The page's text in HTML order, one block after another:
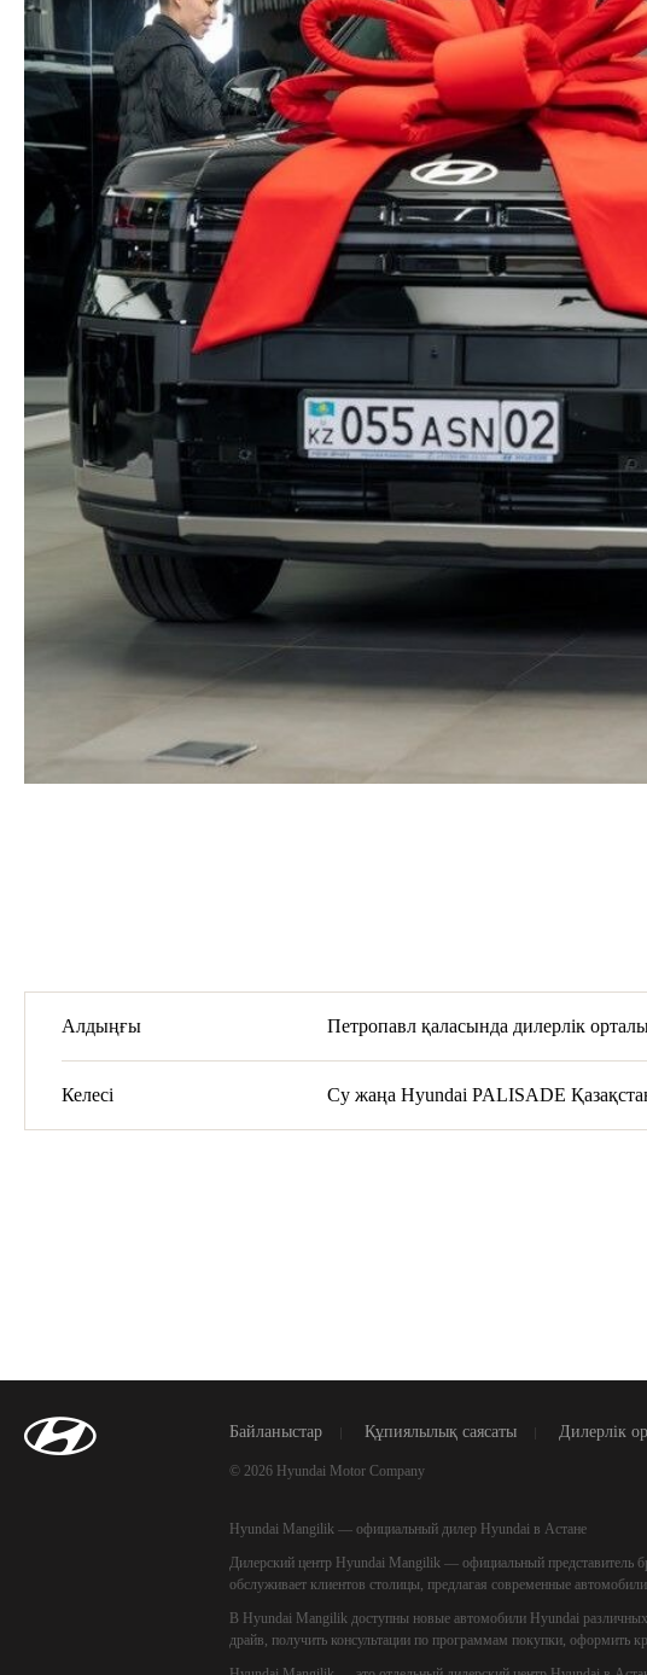
Алдыңғы Петропавл қаласында дилерлік
Келесі Су жаңа Hyundai PALISADE
Байланыстар Құпиялылық саясаты Дилерлік
© 2026 Hyundai Motor Company
Hyundai Mangilik — официальный дилер Hyundai в Астане
Дилерский центр Hyundai Mangilik — официальный представитель
обслуживает клиентов столицы, предлагая современные
В Hyundai Mangilik доступны новые автомобили Hyundai различных
драйв, получить консультации по программам покупки, оформить